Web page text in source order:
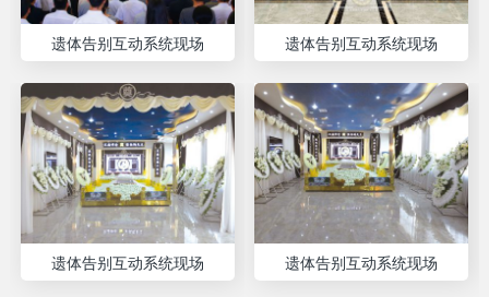
遗体告别互动系统现场 遗体告别互动系统现场
遗体告别互动系统现场 遗体告别互动系统现场